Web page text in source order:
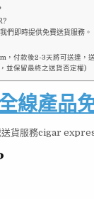
們即時提供免費送貨服務。
，付款後2-3天將可送達，
並保留最終之送貨否定權)
線產品
送貨服務cigar